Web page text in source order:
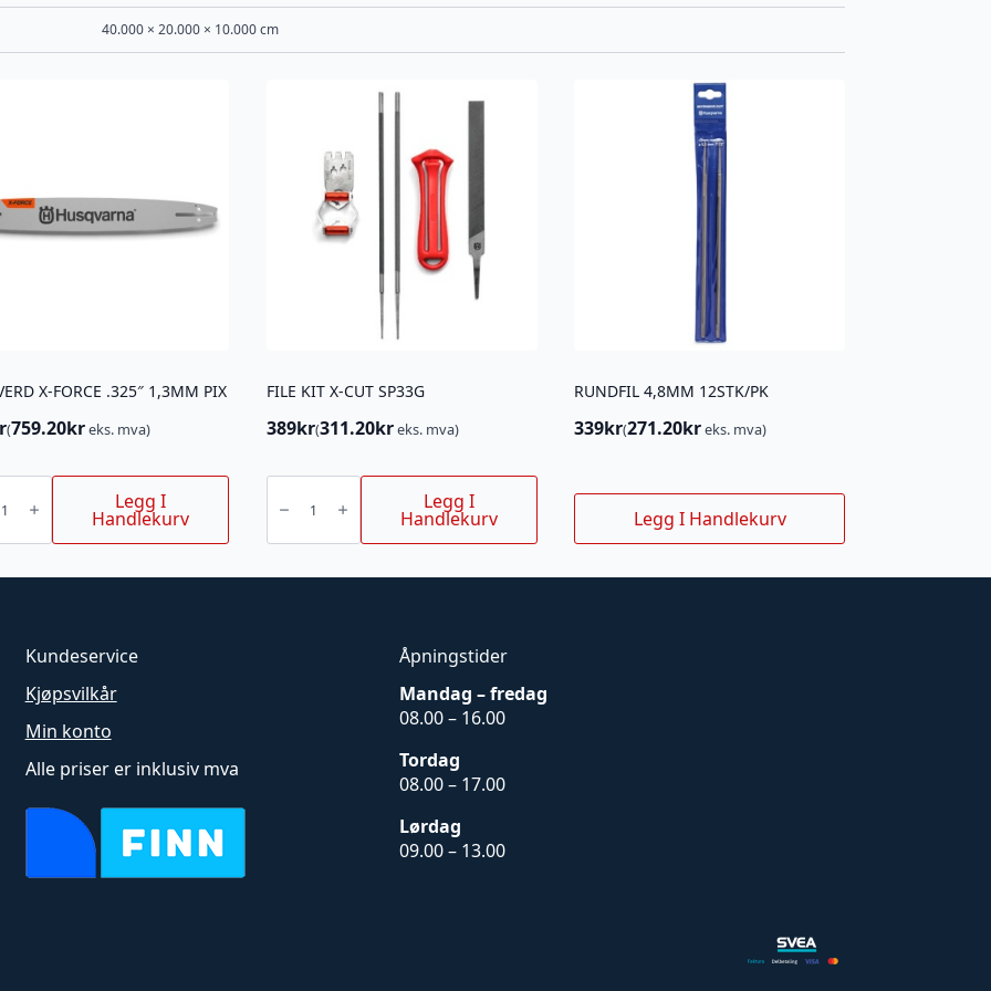
40.000 × 20.000 × 10.000 cm
X-FORCE .325″ 1,3MM PIX
(759.20kreks. mva)
Legg I
Handlekurv
FILE KIT X-CUT SP33G
389kr(311.20kreks. mva)
FILE
antall
Legg I
Handlekurv
RUNDFIL 4,8MM 12STK/PK
339kr(271.20kreks. mva)
Legg I Handlekurv
Kundeservice
Kjøpsvilkår
Min konto
Alle priser er inklusiv mva
Åpningstider
Mandag – fredag
08.00 – 16.00
Tordag
08.00 – 17.00
Lørdag
09.00 – 13.00